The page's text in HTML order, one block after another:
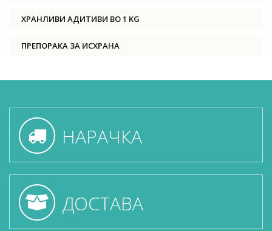
ХРАНЛИВИ АДИТИВИ ВО 1 KG
ПРЕПОРАКА ЗА ИСХРАНА
НАРАЧКА
ДОСТАВА